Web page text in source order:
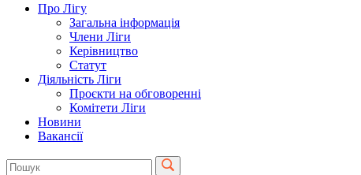
Про Лігу
Загальна інформація
Члени Ліги
Керівництво
Статут
Діяльність Ліги
Проєкти на обговоренні
Комітети Ліги
Новини
Вакансії